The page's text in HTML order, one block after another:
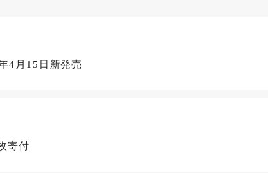
4月15日新発売
寄付